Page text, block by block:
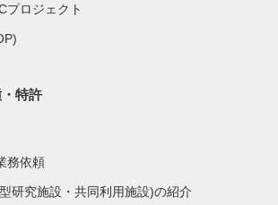
プロジェクト
特許
務依頼
研究施設・共同利用施設)の紹介